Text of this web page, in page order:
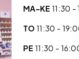
MA-KE 11:30 -
TO11:30 -
PE 11:30 -